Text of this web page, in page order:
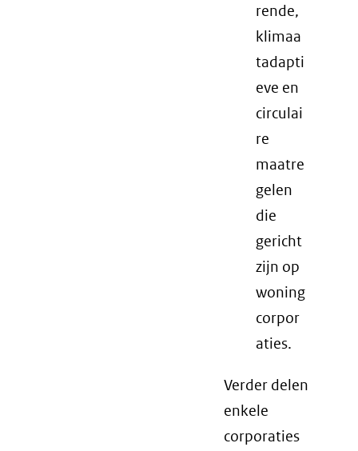
rende,
klimaa
tadapti
eve en
circulai
re
maatre
gelen
die
gericht
zijn op
woning
corpor
aties.
Verder delen
enkele
corporaties